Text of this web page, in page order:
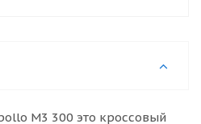
M3 300 это кроссовый